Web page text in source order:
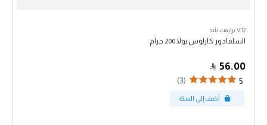
V12 برايفت بلند
السلفادور كارلوس بولا 200 جرام
56.00
5
(3)